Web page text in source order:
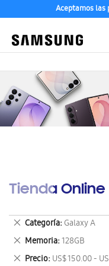
Aceptamos
Tienda Online
Categoría Galaxy A
Eliminar
este
artículo
Memoria 128GB
Eliminar
este
Precio US$ 150.00 -
Eliminar